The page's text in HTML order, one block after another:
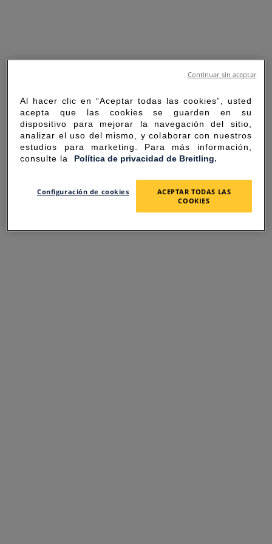
SORRY FOR THE
INCONVENIENCE
Al hacer clic en “Aceptar todas las cookies”, usted
acepta que las cookies se guarden en su
dispositivo para mejorar la navegación del sitio,
analizar el uso del mismo, y colaborar con nuestros
estudios para marketing. Para más información,
consulte la Política de privacidad de Breitling.
Configuración de cookies
ACEPTAR TODAS LAS
COOKIES
Continuar sin aceptar